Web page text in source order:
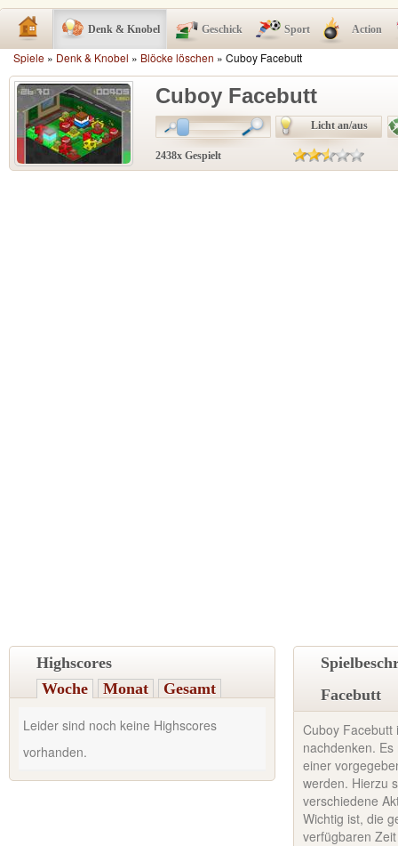
Denk & Knobel Geschick Sport Action
Spiele » Denk & Knobel » Blöcke löschen » Cuboy Facebutt
Cuboy Facebutt
Licht an/aus
2438x Gespielt
Highscores
Woche
Monat Gesamt
Leider sind noch keine Highscores
vorhanden.
Facebutt
Cuboy Facebutt
nachdenken.
einer
werden. Hierzu
verschiedene
Wichtig ist, die
verfügbaren